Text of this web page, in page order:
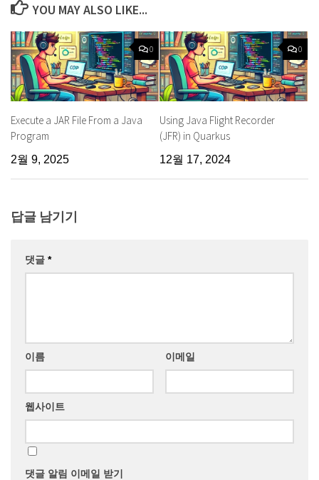
YOU MAY ALSO LIKE...
0
Execute a JAR File From a Java
Program
2월 9, 2025
0
Using Java Flight Recorder
(JFR) in Quarkus
12월 17, 2024
답글 남기기
댓글 *
이름 이메일
웹사이트
댓글 알림 이메일 받기